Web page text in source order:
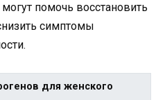
помочь восстановить
симптомы
для женского